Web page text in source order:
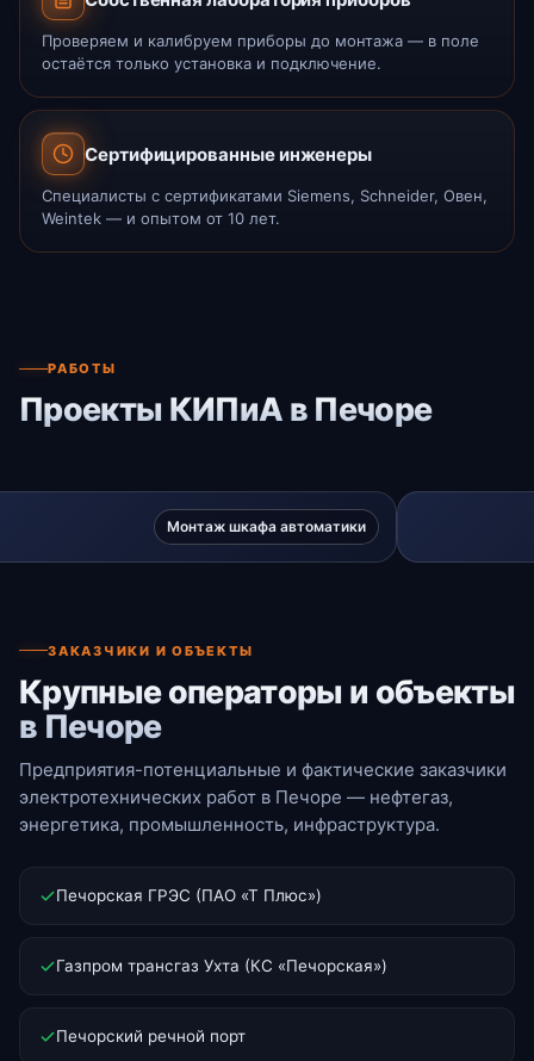
Проверяем и калибруем приборы до монтажа — в поле
остаётся только установка и подключение.
Сертифицированные инженеры
Специалисты с сертификатами Siemens, Schneider, Овен,
Weintek — и опытом от 10 лет.
РАБОТЫ
Проекты КИПиА в Печоре
Монтаж шкафа автоматики
ЗАКАЗЧИКИ И ОБЪЕКТЫ
Крупные операторы и объекты
в Печоре
Предприятия-потенциальные и фактические заказчики
электротехнических работ в Печоре — нефтегаз,
энергетика, промышленность, инфраструктура.
Печорская ГРЭС (ПАО «Т Плюс»)
Газпром трансгаз Ухта (КС «Печорская»)
Печорский речной порт